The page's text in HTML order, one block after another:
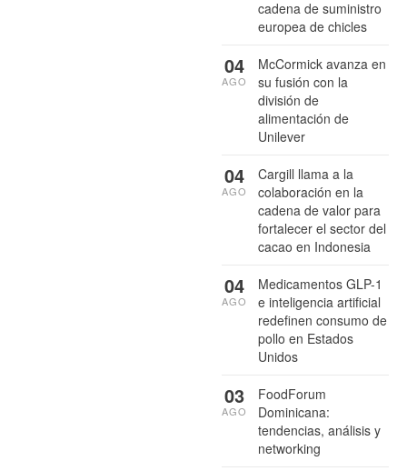
cadena de suministro
europea de chicles
McCormick avanza en
su fusión con la
división de
alimentación de
Unilever
04
AGO
Cargill llama a la
colaboración en la
cadena de valor para
fortalecer el sector del
cacao en Indonesia
04
AGO
Medicamentos GLP-1
e inteligencia artificial
redefinen consumo de
pollo en Estados
Unidos
04
AGO
FoodForum
Dominicana:
tendencias, análisis y
networking
03
AGO